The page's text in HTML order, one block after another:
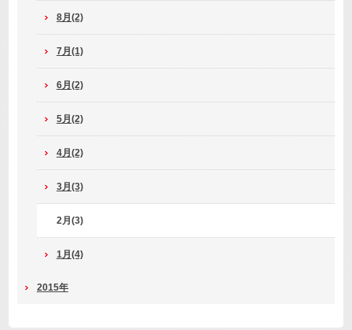
8月(2)
7月(1)
6月(2)
5月(2)
4月(2)
3月(3)
2月(3)
1月(4)
2015年